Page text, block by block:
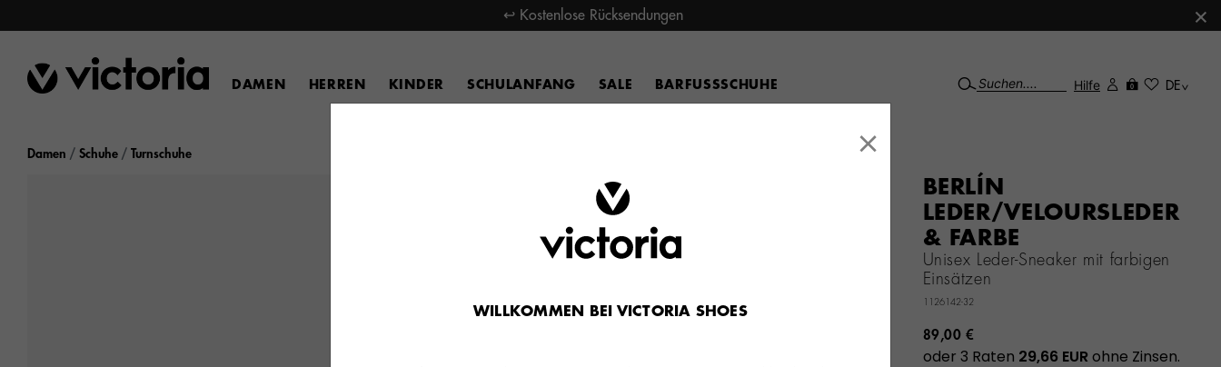
↩ Kostenlose Rücksendungen ×
DAMEN HERREN KINDER SCHULANFANG SALE BARFUSSSCHUHE Hilfe DE
Damen Schuhe Turnschuhe
BERLÍN
LEDER/VELOURSLEDER
& FARBE
Unisex Leder-Sneaker mit farbigen
Einsätzen
1126142-32
89,00 €
×
WILLKOMMEN BEI VICTORIA SHOES